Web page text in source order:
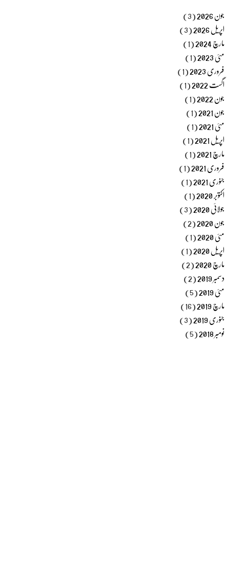
جون 2026 (3)
اپریل 2026 (3)
مارچ 2024 (1)
مئی 2023 (1)
فروری 2023 (1)
اگست 2022 (1)
جون 2022 (1)
جون 2021 (1)
مئی 2021 (1)
اپریل 2021 (1)
مارچ 2021 (1)
فروری 2021 (1)
جنوری 2021 (1)
اکتوبر 2020 (1)
جولائی 2020 (3)
جون 2020 (2)
مئی 2020 (1)
اپریل 2020 (1)
مارچ 2020 (2)
دسمبر 2019 (2)
مئی 2019 (5)
مارچ 2019 (16)
جنوری 2019 (3)
نومبر 2018 (5)